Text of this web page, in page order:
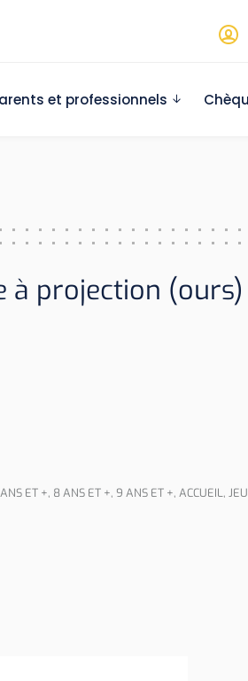
et professionnels
à projection (ours)
ET +, 8 ANS ET +, 9 ANS ET +, ACCUEIL,